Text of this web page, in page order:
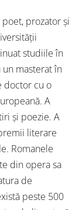
poet, prozator și
studiile în
masterat în
doctor cu o
A
și poezie. A
literare
Romanele
din opera sa
de
peste 500